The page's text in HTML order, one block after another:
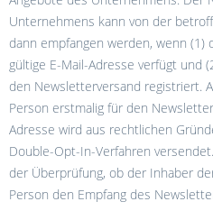
Unternehmens kann von der
dann empfangen werden, wenn
gültige E-Mail-Adresse verfügt und
den Newsletterversand registriert.
Person erstmalig für den
Adresse wird aus rechtlichen
Double-Opt-In-Verfahren
der Überprüfung, ob der Inhaber
Person den Empfang des